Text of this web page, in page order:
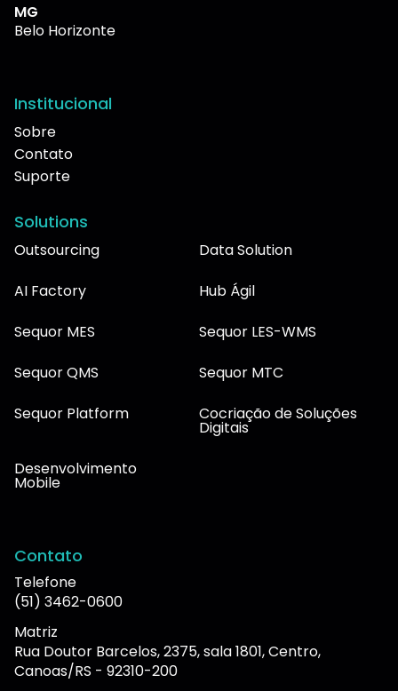
MG
Belo Horizonte
Institucional
Sobre
Contato
Suporte
Solutions
Outsourcing
Data Solution
AI Factory
Hub Ágil
Sequor MES
Sequor LES-WMS
Sequor QMS
Sequor MTC
Sequor Platform
Cocriação de Soluções
Digitais
Desenvolvimento
Mobile
Contato
Telefone
(51) 3462-0600
Matriz
Rua Doutor Barcelos, 2375, sala 1801, Centro,
Canoas/RS - 92310-200